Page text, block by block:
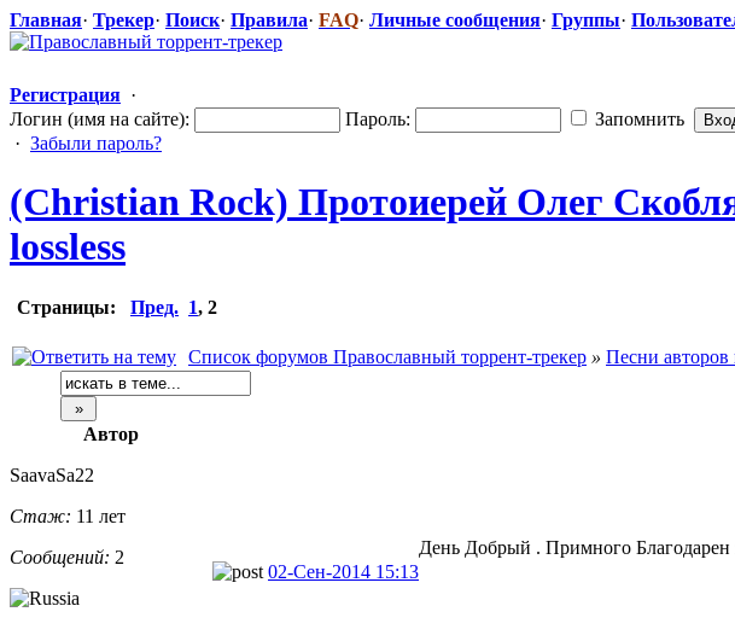
Главная· Трекер· Поиск· Правила· FAQ· Личные сообщения· Группы·
Регистрация ·
Логин (имя на сайте):
Пароль:
Запомнить
· Забыли пароль?
(Christian Rock) Протоиерей Олег
lossless
Страницы: Пред. 1, 2
Список форумов Православный торрент-трекер » Песни авторов
Автор
SaavaSa22
Стаж: 11 лет
Сообщений: 2
02-Сен-2014 15:13
День Добрый . Примного Благодарен